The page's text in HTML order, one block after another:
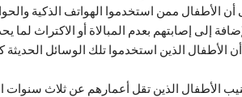
أن الأطفال ممن استخدموا الهواتف الذكية
إلى إصابتهم بعدم المبالاة أو الاكتراث لما
الأطفال الذين استخدموا تلك الوسائل
الأطفال الذين تقل أعمارهم عن ثلاث سنوات